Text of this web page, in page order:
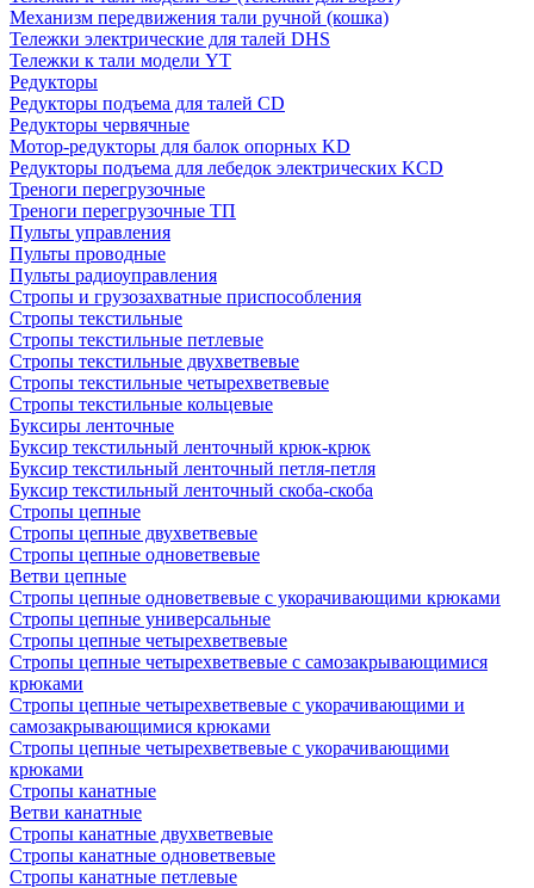
Механизм передвижения тали ручной (кошка)
Тележки электрические для талей DHS
Тележки к тали модели YT
Редукторы
Редукторы подъема для талей CD
Редукторы червячные
Мотор-редукторы для балок опорных KD
Редукторы подъема для лебедок электрических KCD
Треноги перегрузочные
Треноги перегрузочные ТП
Пульты управления
Пульты проводные
Пульты радиоуправления
Стропы и грузозахватные приспособления
Стропы текстильные
Стропы текстильные петлевые
Стропы текстильные двухветвевые
Стропы текстильные четырехветвевые
Стропы текстильные кольцевые
Буксиры ленточные
Буксир текстильный ленточный крюк-крюк
Буксир текстильный ленточный петля-петля
Буксир текстильный ленточный скоба-скоба
Стропы цепные
Стропы цепные двухветвевые
Стропы цепные одноветвевые
Ветви цепные
Стропы цепные одноветвевые с укорачивающими крюками
Стропы цепные универсальные
Стропы цепные четырехветвевые
Стропы цепные четырехветвевые с самозакрывающимися
крюками
Стропы цепные четырехветвевые с укорачивающими и
самозакрывающимися крюками
Стропы цепные четырехветвевые с укорачивающими
крюками
Стропы канатные
Ветви канатные
Стропы канатные двухветвевые
Стропы канатные одноветвевые
Стропы канатные петлевые